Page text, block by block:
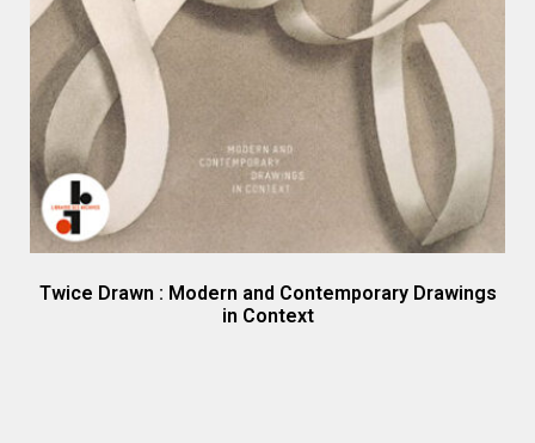
Twice Drawn : Modern and Contemporary Drawings
in Context